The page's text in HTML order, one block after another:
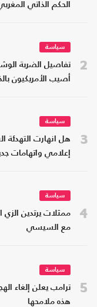
الحكم الذاتي
2
سياسة
تفاصيل الضربة
أصيب الأمريكيون
3
سياسة
هل انهارت التهدئة
إعلامي واتهامات
4
سياسة
ممثلات يرتدين
مع السيسي
5
سياسة
ترامب يعلن إلغاء
هذه ملامحها